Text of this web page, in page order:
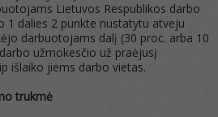
Lietuvos Respublikos darbo
1 dalies 2 punkte nustatytu atveju
darbuotojams dalį (30 proc. arba 10
užmokesčio už praėjusį
išlaiko jiems darbo vietas.
trukmė